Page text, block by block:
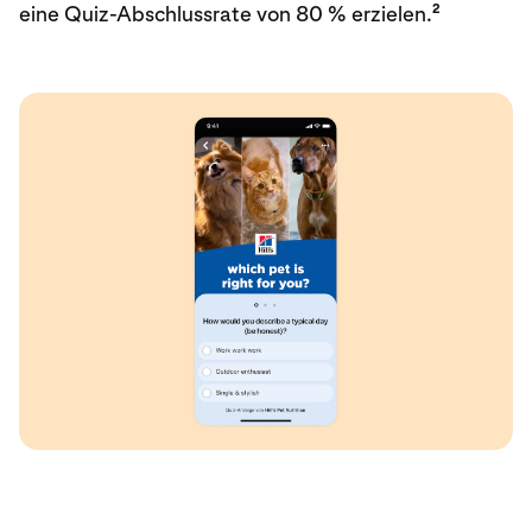
eine Quiz-Abschlussrate von 80 % erzielen.2